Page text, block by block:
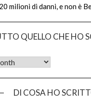
20 milioni di danni, e non è
QUELLO CHE HO
che ho scritto
DI COSA HO